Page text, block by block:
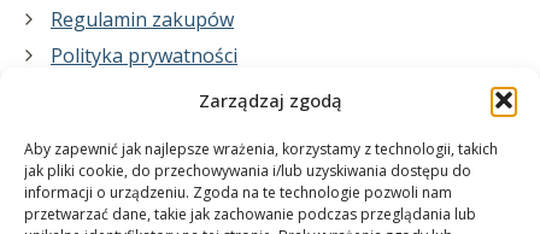
Zarządzaj zgodą
Aby zapewnić jak najlepsze wrażenia, korzystamy z technologii, takich
jak pliki cookie, do przechowywania i/lub uzyskiwania dostępu do
informacji o urządzeniu. Zgoda na te technologie pozwoli nam
przetwarzać dane, takie jak zachowanie podczas przeglądania lub
Regulamin zakupów
Polityka prywatności
Co zrobimy dla Ciebie:
projekty plakatów na zamówienie